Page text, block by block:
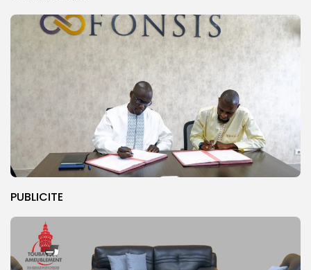
PUBLICITE